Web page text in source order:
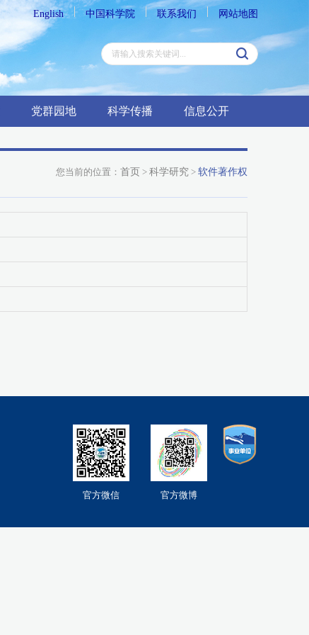
English 中国科学院 联系我们 网站地图
党群园地 科学传播 信息公开
您当前的位置： 首页 > 科学研究 > 软件著作权
官方微信 官方微博